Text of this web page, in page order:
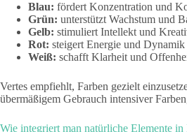
Blau: fördert Konzentration und
Grün: unterstützt Wachstum und
Gelb: stimuliert Intellekt und
Rot: steigert Energie und Dynamik
Weiß: schafft Klarheit und
Vertes empfiehlt, Farben gezielt
übermäßigem Gebrauch intensiver
Wie integriert man natürliche Elemente in